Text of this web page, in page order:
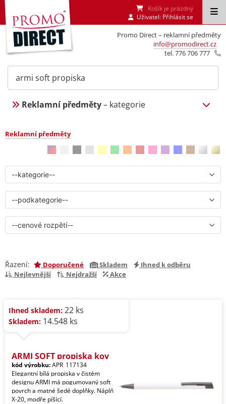
Promo Direct – reklamní předměty
info@promodirect.cz
tel. 776 706 777
Košík je prázdný
Uživatel: Přihlásit se
Reklamní předměty– kategorie
Reklamní předměty
Řazení: Doporučené Skladem
Ihned k odběru
Nejlevnější
Nejdražší Akce
Ihned skladem: 22 ks
Skladem: 14.548 ks
ARMI SOFT propiska kov
kód výrobku:APR_117134
Elegantní bílá propiska v čistém
designu ARMI má pogumovaný soft
povrch a matné šedé doplňky. Náplň
X-20, modře píšící.